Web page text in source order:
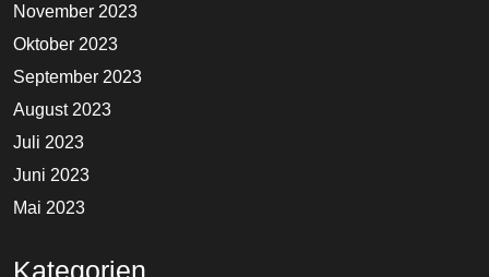
November 2023
Oktober 2023
September 2023
August 2023
Juli 2023
Juni 2023
Mai 2023
Kategorien